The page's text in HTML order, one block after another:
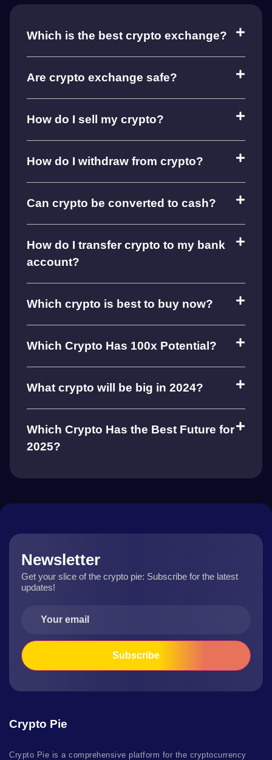
Which is the best crypto exchange?
Are crypto exchange safe?
How do I sell my crypto?
How do I withdraw from crypto?
Can crypto be converted to cash?
How do I transfer crypto to my bank
account?
Which crypto is best to buy now?
Which Crypto Has 100x Potential?
What crypto will be big in 2024?
Which Crypto Has the Best Future for
2025?
Newsletter
Get your slice of the crypto pie: Subscribe for the latest
updates!
Crypto Pie
Crypto Pie is a comprehensive platform for the cryptocurrency